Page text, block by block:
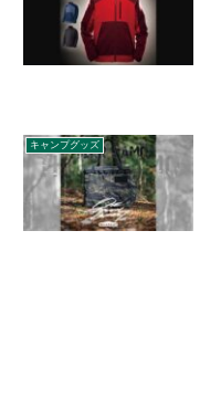
キャンプグッズ